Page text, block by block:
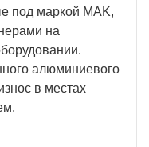
под маркой MAK,
на
алюминиевого
в местах